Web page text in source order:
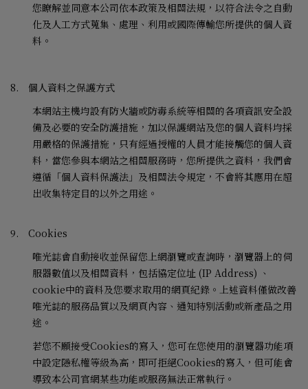
您瞭解並同意本公司依本政策及相關法規，以符合法令之自動
化及人工方式蒐集、處理、利用或國際傳輸您所提供的個人資
料。
8.
個人資料之保護方式
本網站主機均設有防火牆或防毒系統等相關的各項資訊安全設
備及必要的安全防護措施，加以保護網站及您的個人資料均採
用嚴格的保護措施，只有經過授權的人員才能接觸您的個人資
料，當您參與本網站之相關服務時，您所提供之資料，我們會
遵循「個人資料保護法」及相關法令規定，不會將其應用在超
出收集特定目的以外之用途。
9.
Cookies
唯光誌會自動接收並保留您上網瀏覽或查詢時，瀏覽器上的伺
服器數值以及相關資料，包括協定位址 (IP Address) 、
cookie中的資料及您要求取用的網頁紀錄。上述資料僅做改善
唯光誌的服務品質以及網頁內容、通知特別活動或新產品之用
途。
若您不願接受Cookies的寫入，您可在您使用的瀏覽器功能項
中設定隱私權等級為高，即可拒絕Cookies的寫入，但可能會
導致本公司官網某些功能或服務無法正常執行。